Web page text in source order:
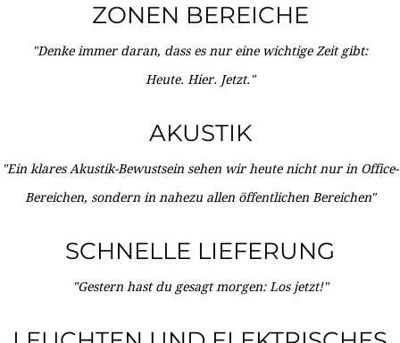
ZONEN BEREICHE
"Denke immer daran, dass es nur eine wichtige Zeit gibt:
Heute. Hier. Jetzt."
AKUSTIK
"Ein klares Akustik-Bewustsein sehen wir heute nicht nur in Office-
Bereichen, sondern in nahezu allen öffentlichen Bereichen"
SCHNELLE LIEFERUNG
"Gestern hast du gesagt morgen: Los jetzt!"